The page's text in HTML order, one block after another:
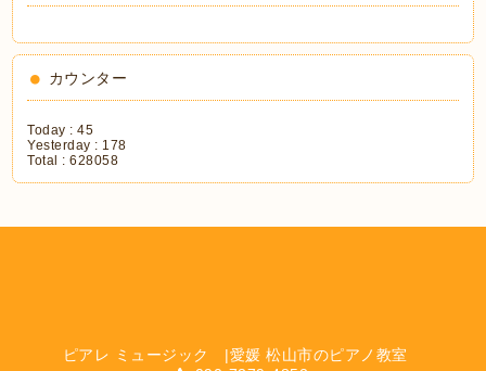
カウンター
Today :45
Yesterday : 178
Total :628058
ピアレ ミュージック |愛媛 松山市のピアノ教室